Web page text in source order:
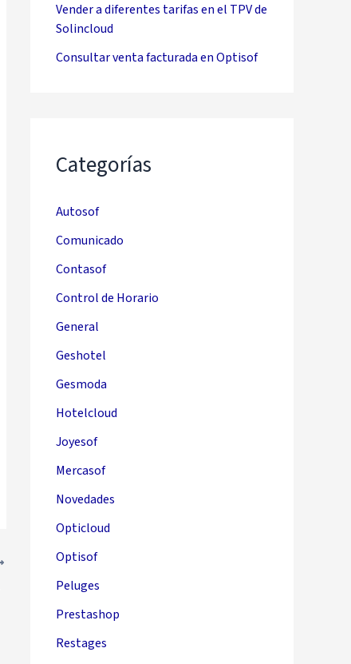
Vender a diferentes tarifas en el TPV de
Solincloud
Consultar venta facturada en Optisof
Categorías
Autosof
Comunicado
Contasof
Control de Horario
General
Geshotel
Gesmoda
Hotelcloud
Joyesof
Mercasof
Novedades
Opticloud
Optisof
Peluges
Prestashop
Restages